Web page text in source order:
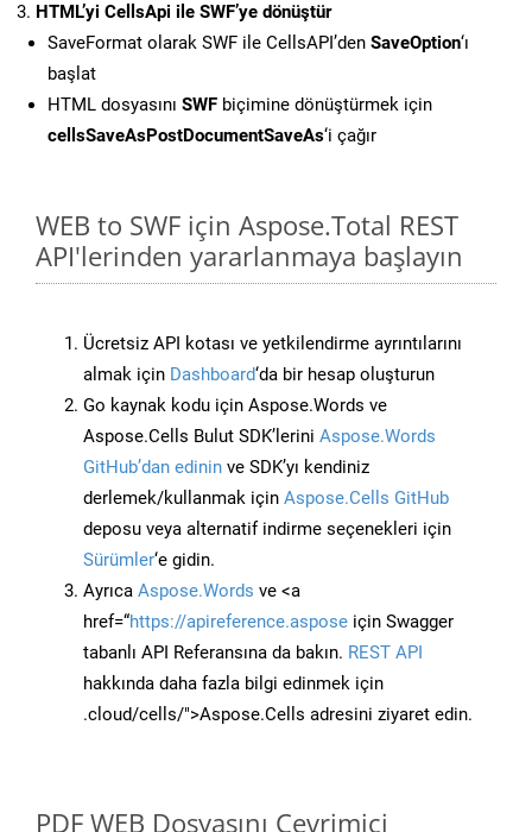
HTML’yi CellsApi ile SWF’ye dönüştür
SaveFormat olarak SWF ile CellsAPI’den SaveOption‘ı
başlat
HTML dosyasını SWF biçimine dönüştürmek için
cellsSaveAsPostDocumentSaveAs‘i çağır
WEB to SWF için Aspose.Total REST
API'lerinden yararlanmaya başlayın
Ücretsiz API kotası ve yetkilendirme ayrıntılarını
almak için Dashboard‘da bir hesap oluşturun
Go kaynak kodu için Aspose.Words ve
Aspose.Cells Bulut SDK’lerini Aspose.Words
GitHub’dan edinin ve SDK’yı kendiniz
derlemek/kullanmak için Aspose.Cells GitHub
deposu veya alternatif indirme seçenekleri için
Sürümler‘e gidin.
Ayrıca Aspose.Words ve <a
href=“https://apireference.aspose için Swagger
tabanlı API Referansına da bakın. REST API
hakkında daha fazla bilgi edinmek için
.cloud/cells/">Aspose.Cells adresini ziyaret edin.
PDF WEB Dosyasını Çevrimiçi